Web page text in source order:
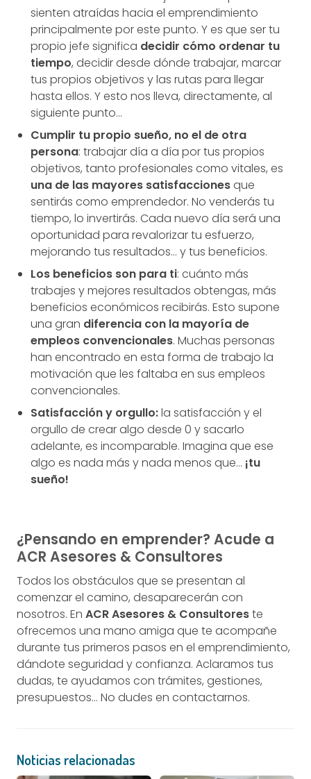
sienten atraídas hacia el emprendimiento
principalmente por este punto. Y es que ser tu
propio jefe significa decidir cómo ordenar tu
tiempo, decidir desde dónde trabajar, marcar
tus propios objetivos y las rutas para llegar
hasta ellos. Y esto nos lleva, directamente, al
siguiente punto...
Cumplir tu propio sueño, no el de otra
persona: trabajar día a día por tus propios
objetivos, tanto profesionales como vitales, es
una de las mayores satisfaccionesque
sentirás como emprendedor. No venderás tu
tiempo, lo invertirás. Cada nuevo día será una
oportunidad para revalorizar tu esfuerzo,
mejorando tus resultados… y tus beneficios.
Los beneficios son para ti: cuánto más
trabajes y mejores resultados obtengas, más
beneficios económicos recibirás. Esto supone
una gran diferencia con la mayoría de
empleos convencionales. Muchas personas
han encontrado en esta forma de trabajo la
motivación que les faltaba en sus empleos
convencionales.
Satisfacción y orgullo:la satisfacción y el
orgullo de crear algo desde 0 y sacarlo
adelante, es incomparable. Imagina que ese
algo es nada más y nada menos que… ¡tu
sueño!
¿Pensando en emprender? Acude a
ACR Asesores & Consultores
Todos los obstáculos que se presentan al
comenzar el camino, desaparecerán con
nosotros. En ACR Asesores & Consultoreste
ofrecemos una mano amiga que te acompañe
durante tus primeros pasos en el emprendimiento,
dándote seguridad y confianza. Aclaramos tus
dudas, te ayudamos con trámites, gestiones,
presupuestos… No dudes en contactarnos.
Noticias relacionadas